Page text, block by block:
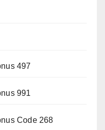
497
991
Code 268